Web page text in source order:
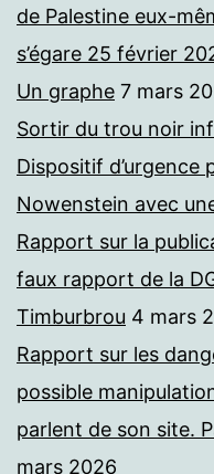
de Palestine eux-
s’égare 25 février
Un graphe 7 mars
Sortir du trou noir
Dispositif d’urgence
Nowenstein avec
Rapport sur la
faux rapport de la
Timburbrou 4 mars
Rapport sur les
possible
parlent de son site.
mars 2026